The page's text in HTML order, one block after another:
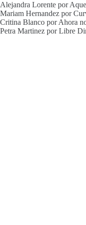
Alejandra Lorente por
Mariam Hernandez por
Critina Blanco por Ahora
Petra Martinez por Libre